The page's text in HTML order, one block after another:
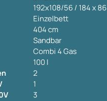
192x108/56 / 184 x 86
Einzelbett
404 cm
Sandbar
Combi 4 Gas
100 l
2
1
3